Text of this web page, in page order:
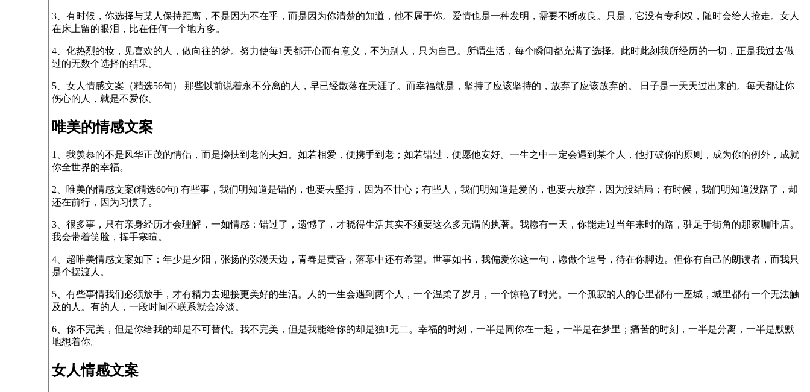
3、有时候，你选择与某人保持距离，不是因为不在乎，而是因为你清楚的知道，他不属于你。爱情也是一种发明，需要不断改良。只是，它没有专利权，随时会给人抢走。女人
在床上留的眼泪，比在任何一个地方多。
4、化热烈的妆，见喜欢的人，做向往的梦。努力使每1天都开心而有意义，不为别人，只为自己。所谓生活，每个瞬间都充满了选择。此时此刻我所经历的一切，正是我过去做
过的无数个选择的结果。
5、女人情感文案（精选56句） 那些以前说着永不分离的人，早已经散落在天涯了。而幸福就是，坚持了应该坚持的，放弃了应该放弃的。 日子是一天天过出来的。每天都让你
伤心的人，就是不爱你。
唯美的情感文案
1、我羡慕的不是风华正茂的情侣，而是搀扶到老的夫妇。如若相爱，便携手到老；如若错过，便愿他安好。一生之中一定会遇到某个人，他打破你的原则，成为你的例外，成就
你全世界的幸福。
2、唯美的情感文案(精选60句) 有些事，我们明知道是错的，也要去坚持，因为不甘心；有些人，我们明知道是爱的，也要去放弃，因为没结局；有时候，我们明知道没路了，却
还在前行，因为习惯了。
3、很多事，只有亲身经历才会理解，一如情感：错过了，遗憾了，才晓得生活其实不须要这么多无谓的执著。我愿有一天，你能走过当年来时的路，驻足于街角的那家咖啡店。
我会带着笑脸，挥手寒暄。
4、超唯美情感文案如下：年少是夕阳，张扬的弥漫天边，青春是黄昏，落幕中还有希望。世事如书，我偏爱你这一句，愿做个逗号，待在你脚边。但你有自己的朗读者，而我只
是个摆渡人。
5、有些事情我们必须放手，才有精力去迎接更美好的生活。人的一生会遇到两个人，一个温柔了岁月，一个惊艳了时光。一个孤寂的人的心里都有一座城，城里都有一个无法触
及的人。有的人，一段时间不联系就会冷淡。
6、你不完美，但是你给我的却是不可替代。我不完美，但是我能给你的却是独1无二。幸福的时刻，一半是同你在一起，一半是在梦里；痛苦的时刻，一半是分离，一半是默默
地想着你。
女人情感文案